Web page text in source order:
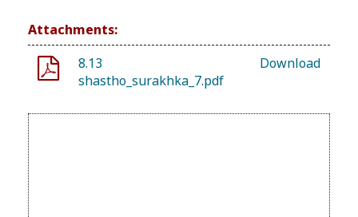
Attachments:
8.13
shastho_surakhka_7.pdf
Download